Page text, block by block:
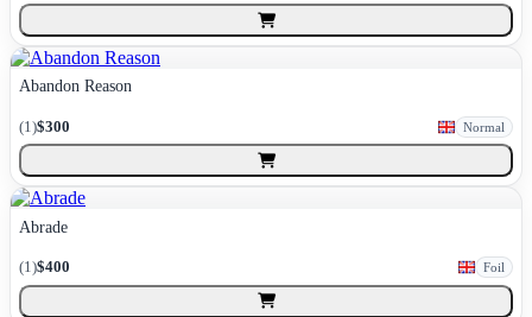
Abandon Reason
(1)$300 Normal
Abrade
(1)$400 Foil